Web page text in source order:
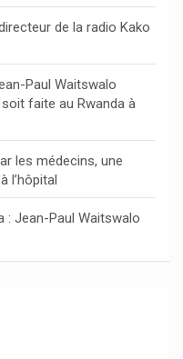
de la radio Kako
Paul Waitswalo
faite au Rwanda à
les médecins, une
l’hôpital
: Jean-Paul Waitswalo